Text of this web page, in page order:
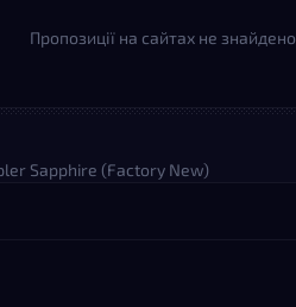
Пропозиції на сайтах не знайдено
Sapphire (Factory New)